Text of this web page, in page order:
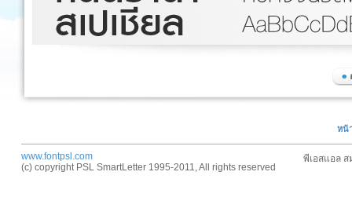
หน้
www.fontpsl.com
(c) copyright PSL SmartLetter 1995-2011, All rights reserved
พีเอสแอล ส